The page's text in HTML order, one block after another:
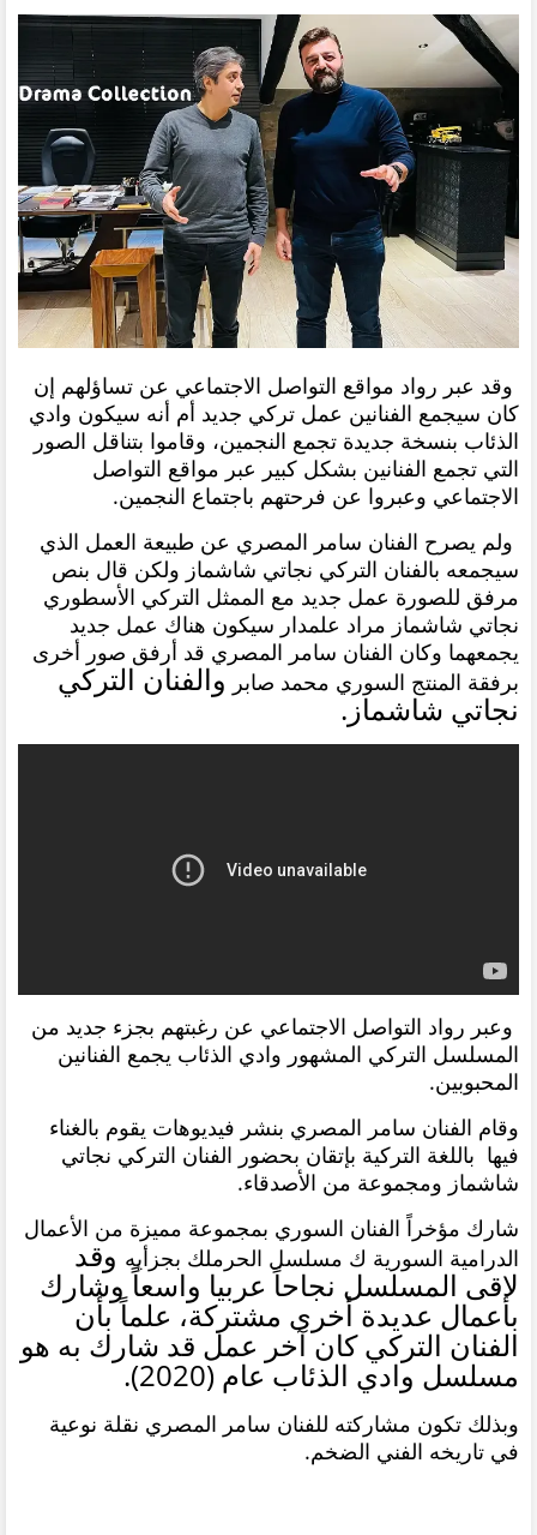
وقد عبر رواد مواقع التواصل الاجتماعي عن تساؤلهم إن
كان سيجمع الفنانين عمل تركي جديد أم أنه سيكون وادي
الذئاب بنسخة جديدة تجمع النجمين، وقاموا بتناقل الصور
التي تجمع الفنانين بشكل كبير عبر مواقع التواصل
الاجتماعي وعبروا عن فرحتهم باجتماع النجمين.
ولم يصرح الفنان سامر المصري عن طبيعة العمل الذي
سيجمعه بالفنان التركي نجاتي شاشماز ولكن قال بنص
مرفق للصورة عمل جديد مع الممثل التركي الأسطوري
نجاتي شاشماز مراد علمدار سيكون هناك عمل جديد
يجمعهما وكان الفنان سامر المصري قد أرفق صور أخرى
برفقة المنتج السوري محمد صابر والفنان التركي
نجاتي شاشماز.
وعبر رواد التواصل الاجتماعي عن رغبتهم بجزء جديد من
المسلسل التركي المشهور وادي الذئاب يجمع الفنانين
المحبوبين.
وقام الفنان سامر المصري بنشر فيديوهات يقوم بالغناء
فيها باللغة التركية بإتقان بحضور الفنان التركي نجاتي
شاشماز ومجموعة من الأصدقاء.
شارك مؤخراً الفنان السوري بمجموعة مميزة من الأعمال
الدرامية السورية ك مسلسل الحرملك بجزأيه وقد
لاقى المسلسل نجاحاً عربيا واسعاً وشارك
بأعمال عديدة أخرى مشتركة، علماً بأن
الفنان التركي كان آخر عمل قد شارك به هو
مسلسل وادي الذئاب عام (2020).
وبذلك تكون مشاركته للفنان سامر المصري نقلة نوعية
في تاريخه الفني الضخم.